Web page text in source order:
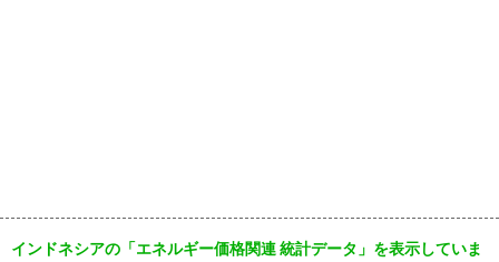
インドネシアの「エネルギー価格関連 統計データ」を表示していま